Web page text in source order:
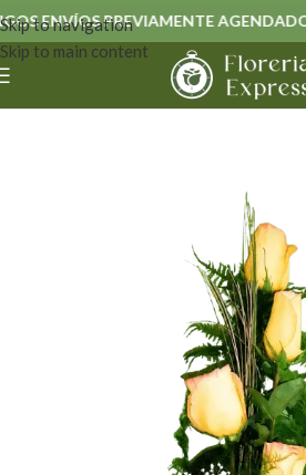
Skip to navigation
Skip to main content
ENVÍOS PREVIAMENTE AGENDADOS